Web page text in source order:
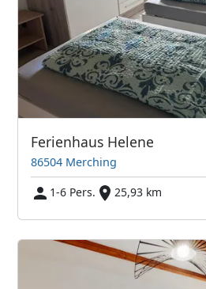
Ferienhaus Helene
86504 Merching
1-6 Pers.
25,93 km